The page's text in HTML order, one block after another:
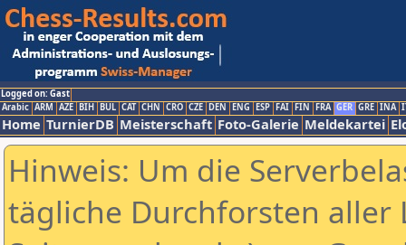
Logged on: Gast
Arabic ARM AZE BIH BUL CAT CHN CRO CZE DEN ENG ESP FAI FIN FRA GER GRE INA
Home TurnierDB Meisterschaft Foto-Galerie Meldekartei
Hinweis: Um die
tägliche Durchforsten aller